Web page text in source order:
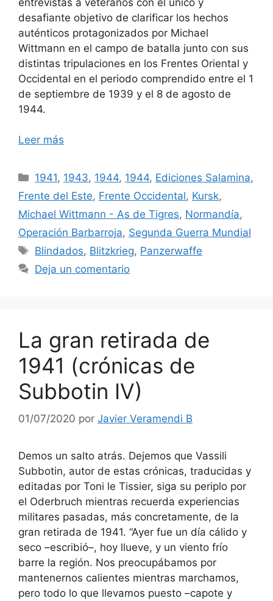
desafiante objetivo de clarificar los hechos
auténticos protagonizados por Michael
Wittmann en el campo de batalla junto con sus
distintas tripulaciones en los Frentes Oriental y
Occidental en el periodo comprendido entre el 1
de septiembre de 1939 y el 8 de agosto de
1944.
Leer más
Categorías
1941, 1943, 1944, 1944, Ediciones Salamina,
Frente del Este, Frente Occidental, Kursk,
Michael Wittmann - As de Tigres, Normandía,
Operación Barbarroja, Segunda Guerra Mundial
Etiquetas
Blindados, Blitzkrieg, Panzerwaffe
Deja un comentario
La gran retirada de
1941 (crónicas de
Subbotin IV)
01/07/2020 por Javier Veramendi B
Demos un salto atrás. Dejemos que Vassili
Subbotin, autor de estas crónicas, traducidas y
editadas por Toni le Tissier, siga su periplo por
el Oderbruch mientras recuerda experiencias
militares pasadas, más concretamente, de la
gran retirada de 1941. “Ayer fue un día cálido y
seco –escribió–, hoy llueve, y un viento frío
barre la región. Nos preocupábamos por
mantenernos calientes mientras marchamos,
pero todo lo que llevamos puesto –capote y